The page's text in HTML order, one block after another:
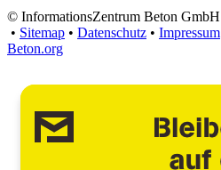
© InformationsZentrum Beton GmbH
• Sitemap • Datenschutz • Impressum
Beton.org